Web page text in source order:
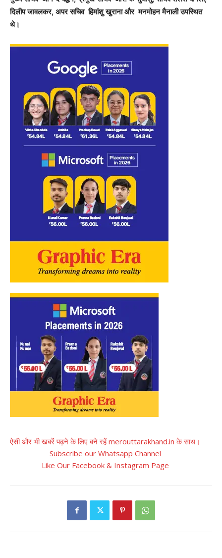
दिलीप जावलकर, अपर सचिव हिमांशु खुराना और मनमोहन मैनाली उपस्थित
थे।
ऐसी और भी खबरें पढ़ने के लिए बने रहें merouttarakhand.in के साथ।
Subscribe our Whatsapp Channel
Like Our Facebook & Instagram Page